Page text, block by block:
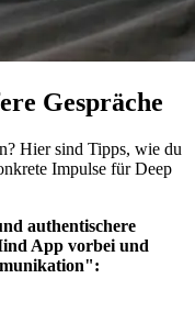
Gespräche
Hier sind Tipps, wie du
Impulse für Deep
authentischere
App vorbei und